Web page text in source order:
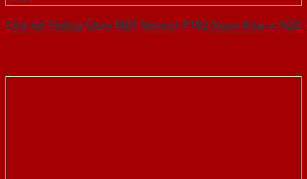
Cửa Gỗ Chống Cháy MDF Veneer P1R2 Xoan Đào-a-SGD